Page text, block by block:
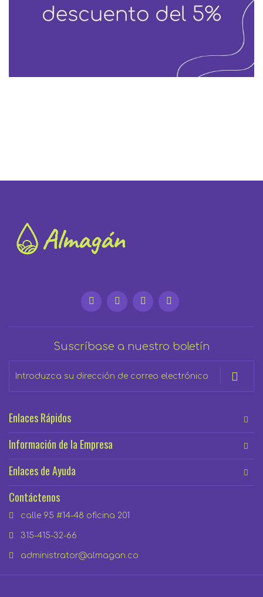
Suscríbase a nuestro boletín
de
Enlaces Rápidos
Información de la Empresa
Enlaces de Ayuda
Contáctenos
calle 95 #14-48 oficina 201
315-415-32-66
administrator@almagan.co